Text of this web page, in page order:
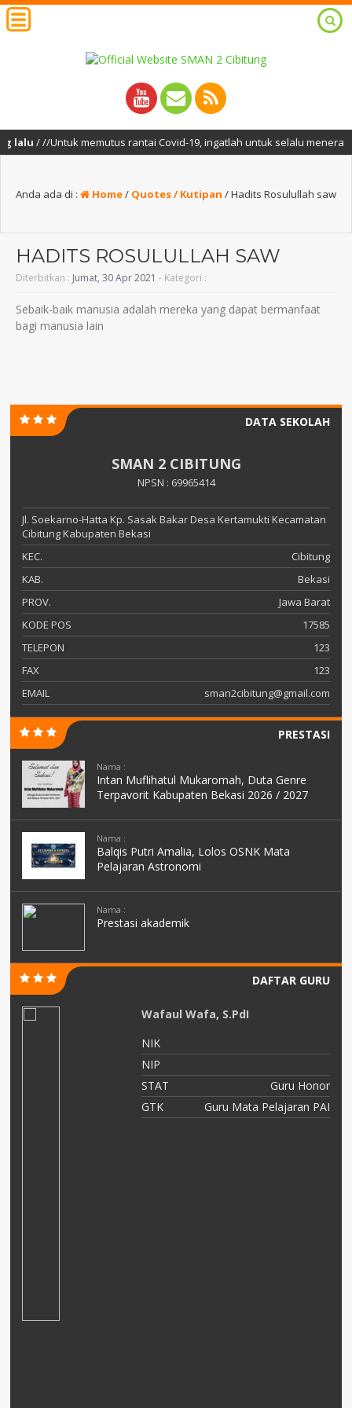
/ //Untuk memutus rantai Covid-19, ingatlah untuk selalu
Anda ada di : Home/ Quotes / Kutipan /Hadits Rosulullah saw
HADITS ROSULULLAH SAW
Diterbitkan : Jumat, 30 Apr 2021 - Kategori :
Sebaik-baik manusia adalah mereka yang dapat bermanfaat
bagi manusia lain
DATA SEKOLAH
SMAN 2 CIBITUNG
NPSN : 69965414
Jl. Soekarno-Hatta Kp. Sasak Bakar Desa Kertamukti Kecamatan
Cibitung Kabupaten Bekasi
KEC.
Cibitung
KAB.
Bekasi
PROV.
Jawa Barat
KODE POS
17585
TELEPON
123
FAX
123
EMAIL
sman2cibitung@gmail.com
PRESTASI
Nama :
Intan Muflihatul Mukaromah, Duta Genre
Terpavorit Kabupaten Bekasi 2026 / 2027
Nama :
Balqis Putri Amalia, Lolos OSNK Mata
Pelajaran Astronomi
Nama :
Prestasi akademik
DAFTAR GURU
Wafaul Wafa, S.PdI
NIK
NIP
STAT
Guru Honor
GTK
Guru Mata Pelajaran PAI